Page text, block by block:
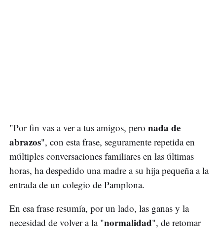
"Por fin vas a ver a tus amigos, pero nada de
abrazos", con esta frase, seguramente repetida en
múltiples conversaciones familiares en las últimas
horas, ha despedido una madre a su hija pequeña a la
entrada de un colegio de Pamplona.
En esa frase resumía, por un lado, las ganas y la
necesidad de volver a la "normalidad", de retomar